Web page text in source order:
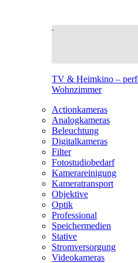
TV & Heimkino –
Wohnzimmer
Actionkameras
Analogkameras
Beleuchtung
Digitalkameras
Filter
Fotostudiobedarf
Kamerareinigung
Kameratransport
Objektive
Optik
Professional
Speichermedien
Stative
Stromversorgung
Videokameras